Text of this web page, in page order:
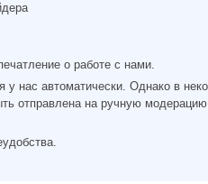
о работе с нами.
у нас автоматически. Однако в
отправлена на ручную